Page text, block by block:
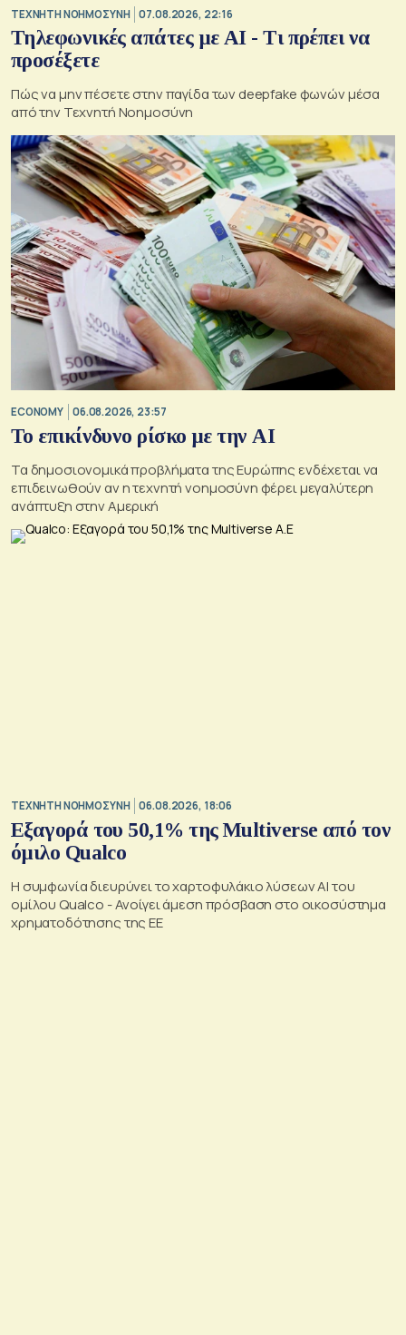
TΕΧΝΗΤΗ ΝΟΗΜΟΣΥΝΗ 07.08.2026, 22:16
Τηλεφωνικές απάτες με ΑΙ - Τι πρέπει να
προσέξετε
Πώς να μην πέσετε στην παγίδα των deepfake φωνών μέσα
από την Τεχνητή Νοημοσύνη
ECONOMY 06.08.2026, 23:57
Το επικίνδυνο ρίσκο με την ΑΙ
Τα δημοσιονομικά προβλήματα της Ευρώπης ενδέχεται να
επιδεινωθούν αν η τεχνητή νοημοσύνη φέρει μεγαλύτερη
ανάπτυξη στην Αμερική
TΕΧΝΗΤΗ ΝΟΗΜΟΣΥΝΗ 06.08.2026, 18:06
Εξαγορά του 50,1% της Multiverse από τον
όμιλο Qualco
Η συμφωνία διευρύνει το χαρτοφυλάκιο λύσεων ΑΙ του
ομίλου Qualco - Ανοίγει άμεση πρόσβαση στο οικοσύστημα
χρηματοδότησης της ΕΕ